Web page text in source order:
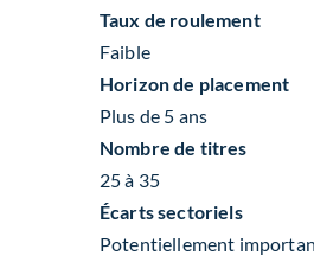
Taux de roulement
Faible
Horizon de placement
Plus de 5 ans
Nombre de titres
25 à 35
Écarts sectoriels
Potentiellement